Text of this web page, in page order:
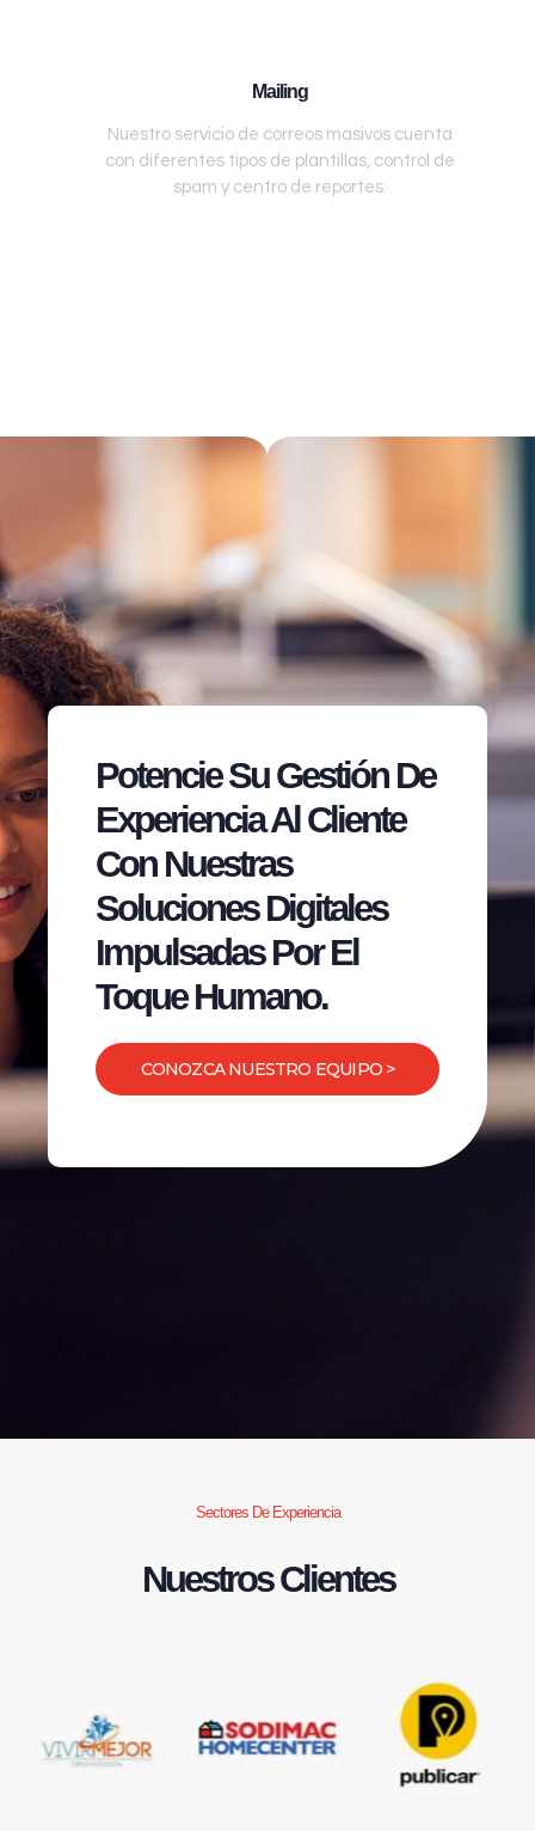
Mailing
Nuestro servicio de correos masivos cuenta
con diferentes tipos de plantillas, control de
spam y centro de reportes.
Potencie Su Gestión De
Experiencia Al Cliente
Con Nuestras
Soluciones Digitales
Impulsadas Por El
Toque Humano.
CONOZCA NUESTRO EQUIPO >
Sectores De Experiencia
Nuestros Clientes